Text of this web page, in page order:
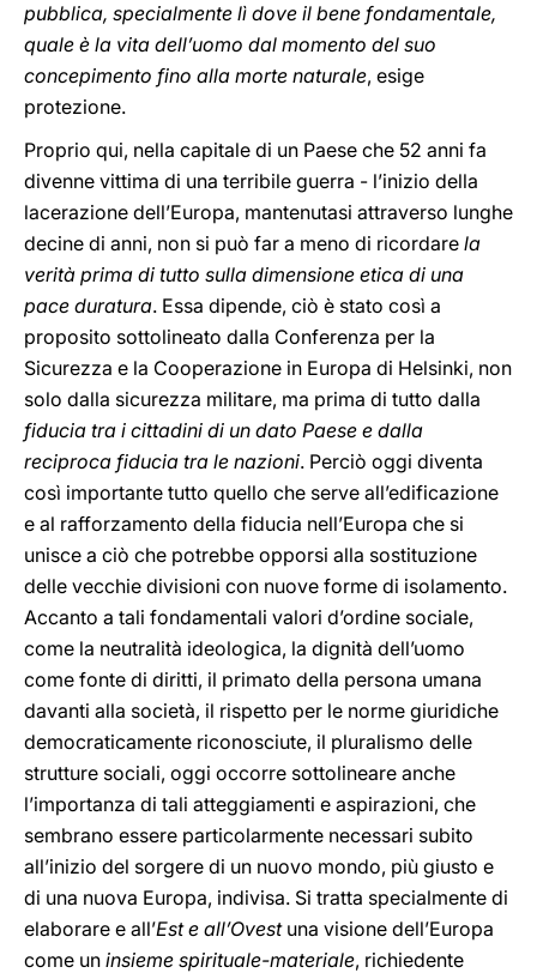
pubblica, specialmente lì dove il bene fondamentale,
quale è la vita dell’uomo dal momento del suo
concepimento fino alla morte naturale, esige
protezione.
Proprio qui, nella capitale di un Paese che 52 anni fa
divenne vittima di una terribile guerra - l’inizio della
lacerazione dell’Europa, mantenutasi attraverso lunghe
decine di anni, non si può far a meno di ricordare la
verità prima di tutto sulla dimensione etica di una
pace duratura. Essa dipende, ciò è stato così a
proposito sottolineato dalla Conferenza per la
Sicurezza e la Cooperazione in Europa di Helsinki, non
solo dalla sicurezza militare, ma prima di tutto dalla
fiducia tra i cittadini di un dato Paese e dalla
reciproca fiducia tra le nazioni. Perciò oggi diventa
così importante tutto quello che serve all’edificazione
e al rafforzamento della fiducia nell’Europa che si
unisce a ciò che potrebbe opporsi alla sostituzione
delle vecchie divisioni con nuove forme di isolamento.
Accanto a tali fondamentali valori d’ordine sociale,
come la neutralità ideologica, la dignità dell’uomo
come fonte di diritti, il primato della persona umana
davanti alla società, il rispetto per le norme giuridiche
democraticamente riconosciute, il pluralismo delle
strutture sociali, oggi occorre sottolineare anche
l’importanza di tali atteggiamenti e aspirazioni, che
sembrano essere particolarmente necessari subito
all’inizio del sorgere di un nuovo mondo, più giusto e
di una nuova Europa, indivisa. Si tratta specialmente di
elaborare e all’Est e all’Ovestuna visione dell’Europa
come un insieme spirituale-materiale, richiedente